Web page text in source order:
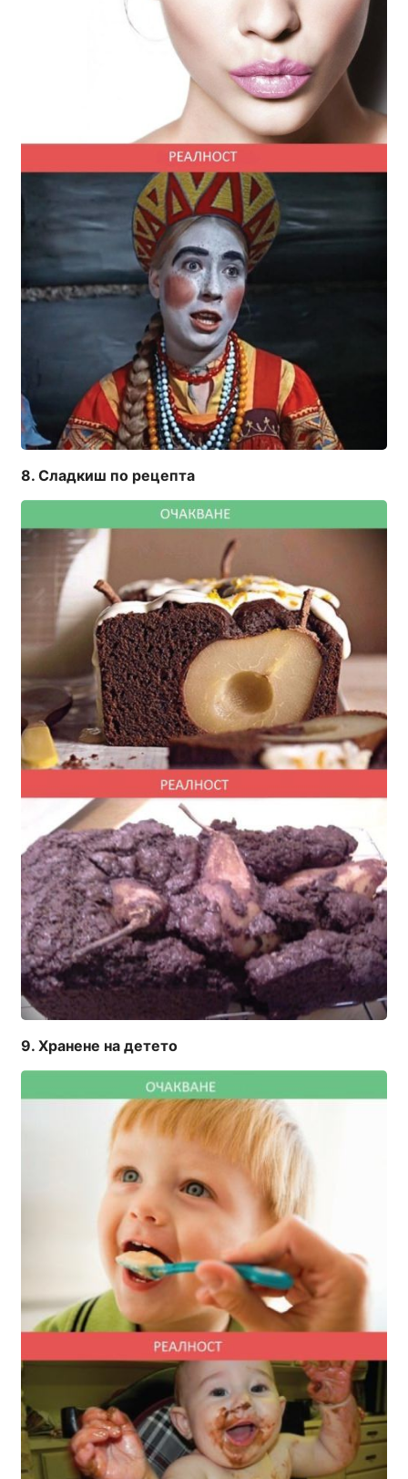
Сладкиш по рецепта
Хранене на детето